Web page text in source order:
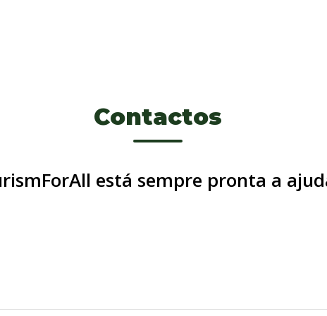
Contactos
está sempre pronta a